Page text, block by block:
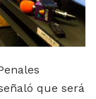
que será